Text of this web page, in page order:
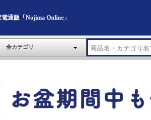
通販「Nojima Online」
全カテゴリ